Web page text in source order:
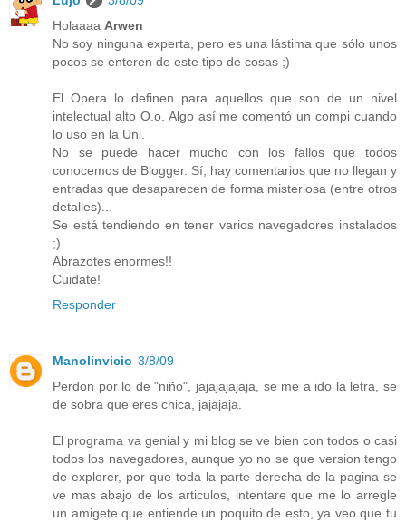
Holaaaa Arwen
No soy ninguna experta, pero es una lástima que sólo unos
pocos se enteren de este tipo de cosas ;)
El Opera lo definen para aquellos que son de un nivel
intelectual alto O.o. Algo así me comentó un compi cuando
lo uso en la Uni.
No se puede hacer mucho con los fallos que todos
conocemos de Blogger. Sí, hay comentarios que no llegan y
entradas que desaparecen de forma misteriosa (entre otros
detalles)...
Se está tendiendo en tener varios navegadores instalados
;)
Abrazotes enormes!!
Cuidate!
Responder
Manolinvicio 3/8/09
Perdon por lo de "niño", jajajajajaja, se me a ido la letra, se
de sobra que eres chica, jajajaja.
El programa va genial y mi blog se ve bien con todos o casi
todos los navegadores, aunque yo no se que version tengo
de explorer, por que toda la parte derecha de la pagina se
ve mas abajo de los articulos, intentare que me lo arregle
un amigete que entiende un poquito de esto, ya veo que tu